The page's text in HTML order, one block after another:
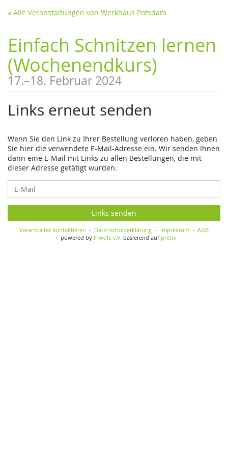
« Alle Veranstaltungen von Werkhaus Potsdam
Einfach Schnitzen lernen
(Wochenendkurs)
17.–18. Februar 2024
Links erneut senden
Wenn Sie den Link zu Ihrer Bestellung verloren haben, geben
Sie hier die verwendete E-Mail-Adresse ein. Wir senden Ihnen
dann eine E-Mail mit Links zu allen Bestellungen, die mit
dieser Adresse getätigt wurden.
Mail
Links senden
Veranstalter kontaktieren Datenschutzerklärung Impressum
AGB
powered by Inwole e.V. basierend auf pretix